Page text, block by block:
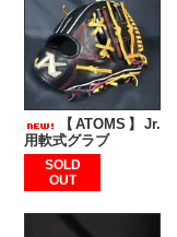
【ATOMS】Jr.
用軟式グラブ
SOLD
OUT